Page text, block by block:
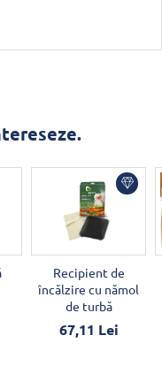
Recipient de
încălzire cu nămol
de turbă
67,11 Lei